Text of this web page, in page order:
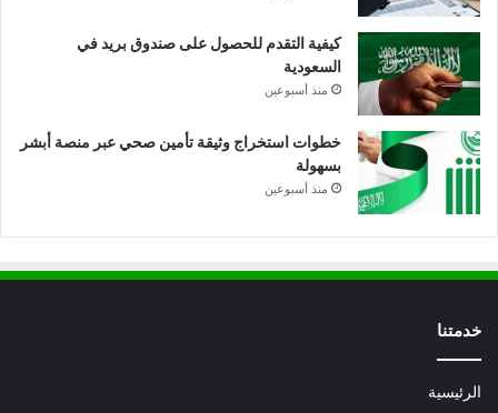
كيفية التقدم للحصول على صندوق بريد في
السعودية
منذ أسبوعين
خطوات استخراج وثيقة تأمين صحي عبر منصة أبشر
بسهولة
منذ أسبوعين
خدمتنا
الرئيسية